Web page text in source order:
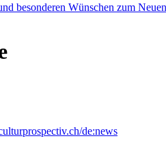
besonderen Wünschen zum
de:news